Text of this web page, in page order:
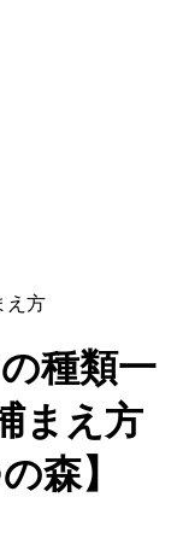
え方
種類一
まえ方
森】